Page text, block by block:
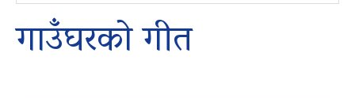
गाउँघरको गीत